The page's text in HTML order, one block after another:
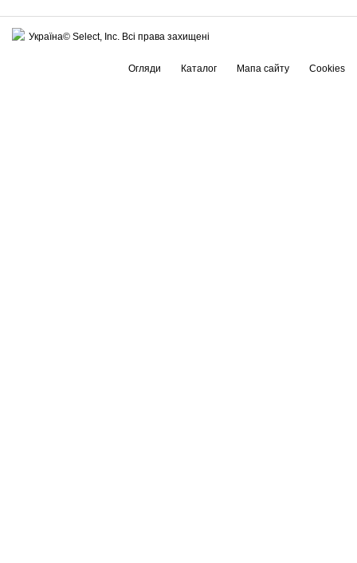
Україна© Select, Inc. Всі права захищені
Огляди Каталог Мапа сайту Cookies